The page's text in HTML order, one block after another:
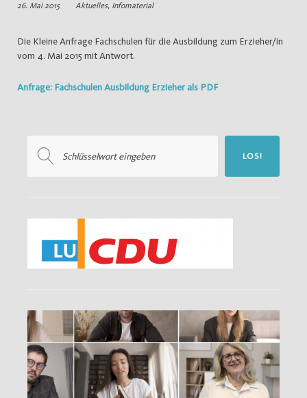
26. Mai 2015 Aktuelles, Infomaterial
Die Kleine Anfrage Fachschulen für die Ausbildung zum Erzieher/in
vom 4. Mai 2015 mit Antwort.
Anfrage: Fachschulen Ausbildung Erzieher als PDF
nach:
LOS!